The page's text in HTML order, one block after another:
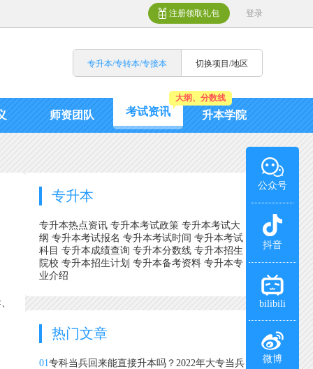
注册领取礼包 登录
专升本/专转本/专接本 切换项目/地区
师资团队 考试资讯
大纲、分数线
升本学院
专升本
专升本热点资讯 专升本考试政策 专升本考试大
纲 专升本考试报名 专升本考试时间 专升本考试
科目 专升本成绩查询 专升本分数线 专升本招生
院校 专升本招生计划 专升本备考资料 专升本专
业介绍
热门文章
01专科当兵回来能直接升本吗？2022年大专当兵
公众号
抖音
bilibili
微博